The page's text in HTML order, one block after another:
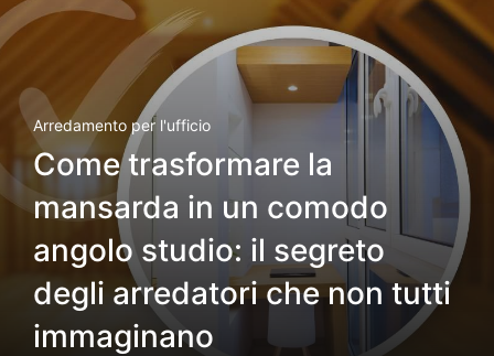
Arredamento per l'ufficio
Come trasformare la
mansarda in un comodo
angolo studio: il segreto
degli arredatori che non tutti
immaginano